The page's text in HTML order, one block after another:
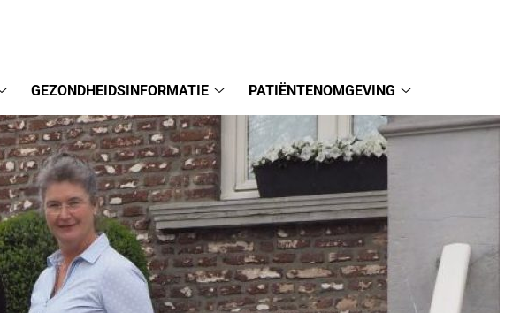
submenu
GEZONDHEIDSINFORMATIE
submenu
PATIËNTENOMGEVING
submenu